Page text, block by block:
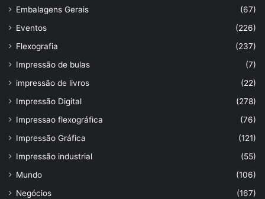
Embalagens Gerais
(67)
Eventos
(226)
Flexografia
(237)
Impressão de bulas
(7)
impressão de livros
(22)
Impressão Digital
(278)
Impressao flexográfica
(76)
Impressão Gráfica
(121)
Impressão industrial
(55)
Mundo
(106)
Negócios
(167)